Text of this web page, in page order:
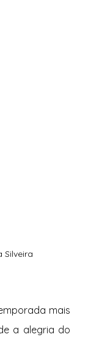
Silveira
mais
a alegria do